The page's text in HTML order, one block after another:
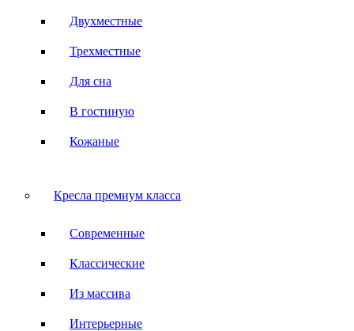
Двухместные
Трехместные
Для сна
В гостиную
Кожаные
Кресла премиум класса
Современные
Классические
Из массива
Интерьерные